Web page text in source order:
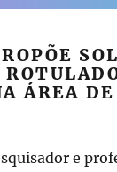
ÁREA
e